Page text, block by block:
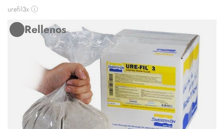
urefil3x ⓘ
Rellenos